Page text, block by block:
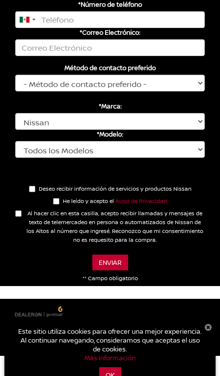
*Número de teléfono
*Correo Electrónico:
Método de contacto preferido
*Marca:
*Modelo:
Deseo recibir información de servicios y productos Nissan
He leído y acepto el Aviso de Privacidad
Al hacer clic en esta casilla, acepto recibir llamadas y mensajes de
texto de telemercadeo en persona o automatizados de Nissan de
los Altos al número que ingresé. Reconozco que mi consentimiento
no es requesito para la compra.
ENVIAR
** Campo obligatorio
Lagos, Jalisco,México47030 | Autos nuevos: 395-785-
1000 |Contáctanos |Aviso de Privacidad|Mapa del sitio
Este sitio utiliza cookies para ofrecer una mejor experiencia.
Al continuar navegando, consideramos que aceptas el uso
de cookies.
Más información